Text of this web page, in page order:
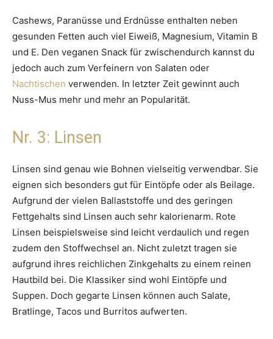
Cashews, Paranüsse und Erdnüsse enthalten neben
gesunden Fetten auch viel Eiweiß, Magnesium, Vitamin B
und E. Den veganen Snack für zwischendurch kannst du
jedoch auch zum Verfeinern von Salaten oder
Nachtischen verwenden. In letzter Zeit gewinnt auch
Nuss-Mus mehr und mehr an Popularität.
Nr. 3: Linsen
Linsen sind genau wie Bohnen vielseitig verwendbar. Sie
eignen sich besonders gut für Eintöpfe oder als Beilage.
Aufgrund der vielen Ballaststoffe und des geringen
Fettgehalts sind Linsen auch sehr kalorienarm. Rote
Linsen beispielsweise sind leicht verdaulich und regen
zudem den Stoffwechsel an. Nicht zuletzt tragen sie
aufgrund ihres reichlichen Zinkgehalts zu einem reinen
Hautbild bei. Die Klassiker sind wohl Eintöpfe und
Suppen. Doch gegarte Linsen können auch Salate,
Bratlinge, Tacos und Burritos aufwerten.